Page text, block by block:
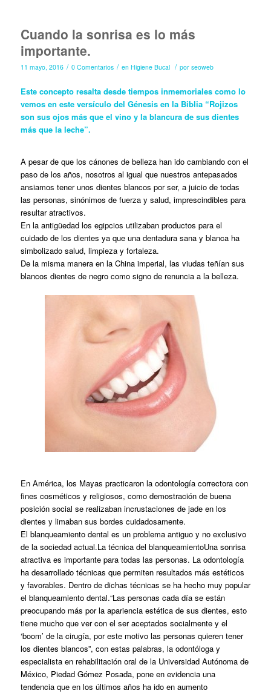
Cuando la sonrisa es lo más
importante.
11 mayo, 2016 / 0 Comentarios / en Higiene Bucal / por seoweb
Este concepto resalta desde tiempos inmemoriales como lo
vemos en este versículo del Génesis en la Biblia “Rojizos
son sus ojos más que el vino y la blancura de sus dientes
más que la leche”.
A pesar de que los cánones de belleza han ido cambiando con el
paso de los años, nosotros al igual que nuestros antepasados
ansiamos tener unos dientes blancos por ser, a juicio de todas
las personas, sinónimos de fuerza y salud, imprescindibles para
resultar atractivos.
En la antigüedad los egipcios utilizaban productos para el
cuidado de los dientes ya que una dentadura sana y blanca ha
simbolizado salud, limpieza y fortaleza.
De la misma manera en la China imperial, las viudas teñían sus
blancos dientes de negro como signo de renuncia a la belleza.
En América, los Mayas practicaron la odontología correctora con
fines cosméticos y religiosos, como demostración de buena
posición social se realizaban incrustaciones de jade en los
dientes y limaban sus bordes cuidadosamente.
El blanqueamiento dental es un problema antiguo y no exclusivo
de la sociedad actual.La técnica del blanqueamientoUna sonrisa
atractiva es importante para todas las personas. La odontología
ha desarrollado técnicas que permiten resultados más estéticos
y favorables. Dentro de dichas técnicas se ha hecho muy popular
el blanqueamiento dental.“Las personas cada día se están
preocupando más por la apariencia estética de sus dientes, esto
tiene mucho que ver con el ser aceptados socialmente y el
‘boom’ de la cirugía, por este motivo las personas quieren tener
los dientes blancos”, con estas palabras, la odontóloga y
especialista en rehabilitación oral de la Universidad Autónoma de
México, Piedad Gómez Posada, pone en evidencia una
tendencia que en los últimos años ha ido en aumento